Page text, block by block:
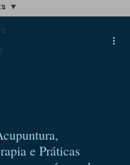
e Práticas